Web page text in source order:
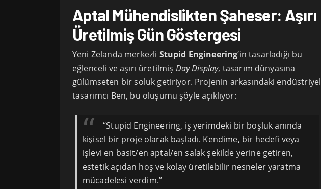
Aptal Mühendislikten Şaheser: Aşırı
Üretilmiş Gün Göstergesi
Yeni Zelanda merkezli Stupid Engineering‘in tasarladığı bu
eğlenceli ve aşırı üretilmiş Day Display, tasarım dünyasına
gülümseten bir soluk getiriyor. Projenin arkasındaki endüstriyel
tasarımcı Ben, bu oluşumu şöyle açıklıyor:
“Stupid Engineering, iş yerimdeki bir boşluk anında
kişisel bir proje olarak başladı. Kendime, bir hedefi veya
işlevi en basit/en aptal/en salak şekilde yerine getiren,
estetik açıdan hoş ve kolay üretilebilir nesneler yaratma
mücadelesi verdim.”